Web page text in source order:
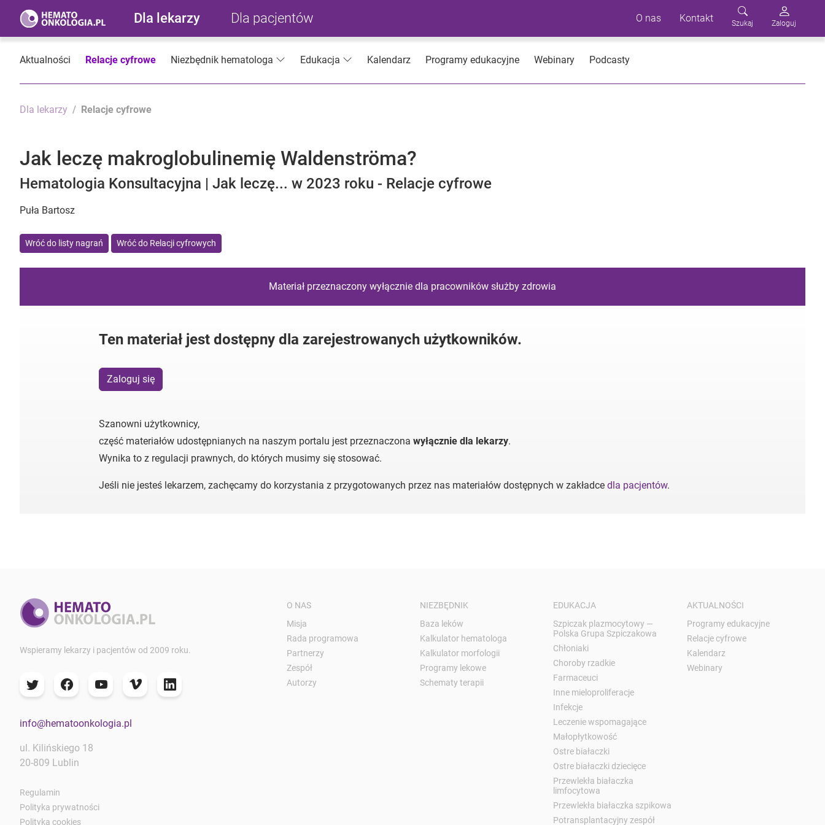
Dla lekarzy Dla pacjentów O nas Kontakt Szukaj Zaloguj
Aktualności Relacje cyfrowe Niezbędnik hematologa Edukacja Kalendarz Programy edukacyjne Webinary Podcasty
Dla lekarzy Relacje cyfrowe
Jak leczę makroglobulinemię Waldenströma?
Hematologia Konsultacyjna | Jak leczę... w 2023 roku - Relacje cyfrowe
Puła Bartosz
Wróć do listy nagrań Wróć do Relacji cyfrowych
Materiał przeznaczony wyłącznie dla pracowników służby zdrowia
Ten materiał jest dostępny dla zarejestrowanych użytkowników.
Zaloguj się
Szanowni użytkownicy,
część materiałów udostępnianych na naszym portalu jest przeznaczona wyłącznie dla lekarzy.
Wynika to z regulacji prawnych, do których musimy się stosować.
Jeśli nie jesteś lekarzem, zachęcamy do korzystania z przygotowanych przez nas materiałów dostępnych w zakładce dla pacjentów.
Wspieramy lekarzy i pacjentów od 2009 roku.
info@hematoonkologia.pl
ul. Kilińskiego 18
20-809 Lublin
Regulamin
Polityka prywatności
Polityka cookies
O NAS
Misja
Rada programowa
Partnerzy
Zespół
Autorzy
NIEZBĘDNIK
Baza leków
Kalkulator hematologa
Kalkulator morfologii
Programy lekowe
Schematy terapii
EDUKACJA
Szpiczak plazmocytowy —
Polska Grupa Szpiczakowa
Chłoniaki
Choroby rzadkie
Farmaceuci
Inne mieloproliferacje
Infekcje
Leczenie wspomagające
Małopłytkowość
Ostre białaczki
Ostre białaczki dziecięce
Przewlekła białaczka
limfocytowa
Przewlekła białaczka szpikowa
Potransplantacyjny zespół
AKTUALNOŚCI
Programy edukacyjne
Relacje cyfrowe
Kalendarz
Webinary